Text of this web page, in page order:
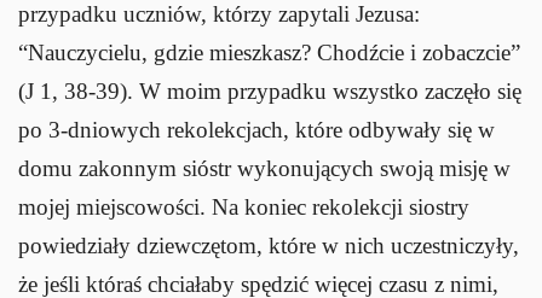
przypadku uczniów, którzy zapytali Jezusa:
“Nauczycielu, gdzie mieszkasz? Chodźcie i zobaczcie”
(J 1, 38-39). W moim przypadku wszystko zaczęło się
po 3-dniowych rekolekcjach, które odbywały się w
domu zakonnym sióstr wykonujących swoją misję w
mojej miejscowości. Na koniec rekolekcji siostry
powiedziały dziewczętom, które w nich uczestniczyły,
że jeśli któraś chciałaby spędzić więcej czasu z nimi,